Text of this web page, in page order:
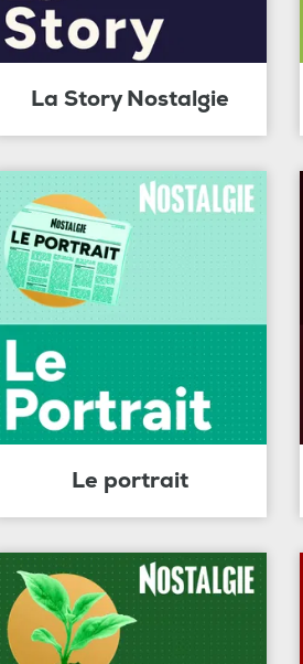
La Story Nostalgie
Le portrait